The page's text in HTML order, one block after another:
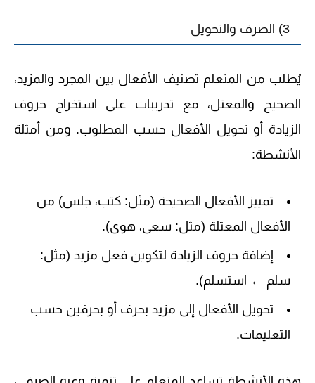
3) الصرف والتحويل
يُطلب من المتعلم تصنيف الأفعال بين المجرد والمزيد،
الصحيح والمعتل، مع تدريبات على استخراج حروف
الزيادة أو تحويل الأفعال حسب المطلوب. ومن أمثلة
الأنشطة:
تمييز الأفعال الصحيحة (مثل: كتب، جلس) من
الأفعال المعتلة (مثل: سعى، هوى).
إضافة حروف الزيادة لتكوين فعل مزيد (مثل:
سلم ← استسلم).
تحويل الأفعال إلى مزيد بحرف أو بحرفين حسب
التعليمات.